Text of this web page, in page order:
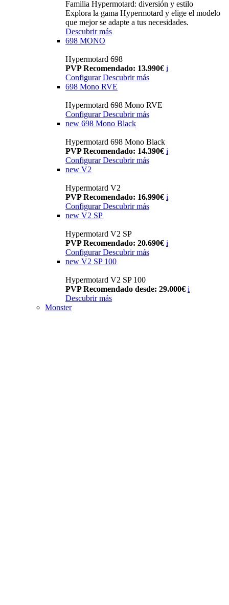
Familia Hypermotard: diversión y estilo
Explora la gama Hypermotard y elige el modelo
que mejor se adapte a tus necesidades.
Descubrir más
698 MONO
Hypermotard 698
PVP Recomendado: 13.990€ i
ConfigurarDescubrir más
698 Mono RVE
Hypermotard 698 Mono RVE
Configurar Descubrir más
new 698 Mono Black
Hypermotard 698 Mono Black
PVP Recomendado: 14.390€ i
Configurar Descubrir más
new V2
Hypermotard V2
PVP Recomendado: 16.990€ i
Configurar Descubrir más
new V2 SP
Hypermotard V2 SP
PVP Recomendado: 20.690€ i
Configurar Descubrir más
new V2 SP 100
Hypermotard V2 SP 100
PVP Recomendado desde: 29.000€ i
Descubrir más
Monster